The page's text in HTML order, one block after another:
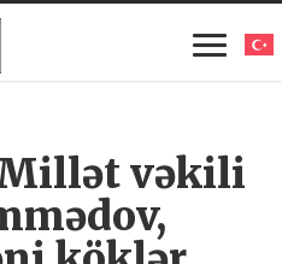
Millət vəkili